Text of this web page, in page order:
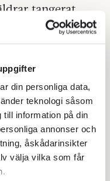
din personliga data,
teknologi såsom
information på din
annonser och
åskådarinsikter
välja vilka som får
tangerat
Så
i Öijared skulle
frågan. Det blev
jorden” skrev
Sahlinpris.
300 sidorna om
stora som